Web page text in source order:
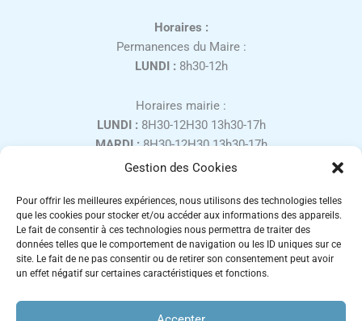
Gestion des Cookies
Pour offrir les meilleures expériences, nous utilisons des technologies telles
que les cookies pour stocker et/ou accéder aux informations des appareils.
Le fait de consentir à ces technologies nous permettra de traiter des
données telles que le comportement de navigation ou les ID uniques sur ce
site. Le fait de ne pas consentir ou de retirer son consentement peut avoir
un effet négatif sur certaines caractéristiques et fonctions.
Horaires :
Permanences du Maire :
LUNDI : 8h30-12h
Horaires mairie :
LUNDI : 8H30-12H30 13h30-17h
MARDI :8H30-12H30 13h30-17h
MERCREDI :8H30-12H30
VENDREDI :8H30-12H30 13h30-16h
SAMEDI :9H00-12H00, uniquement sur rendez-vous
Fermé les week-ends et jours fériés.